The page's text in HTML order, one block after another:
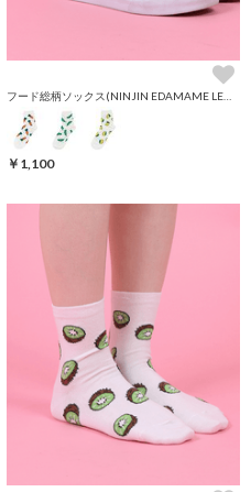
フード総柄ソックス(NINJIN EDAMAME LEMON)
￥1,100